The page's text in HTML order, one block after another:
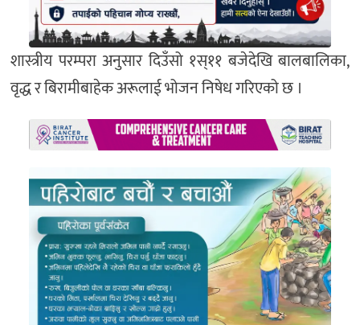
शास्त्रीय परम्परा अनुसार दिउँसो १स्११ बजेदेखि बालबालिका,
वृद्ध र बिरामीबाहेक अरूलाई भोजन निषेध गरिएको छ ।